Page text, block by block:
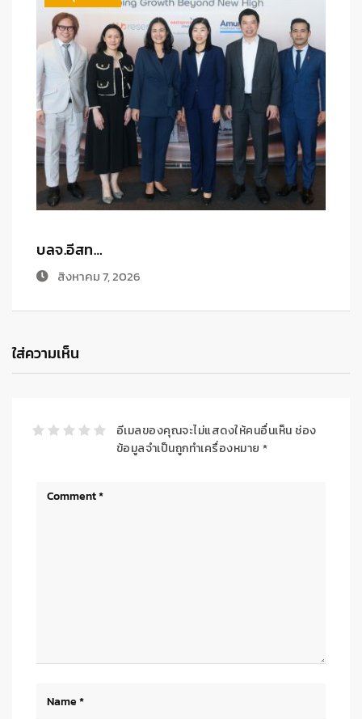
บลจ.ยูโอ…
สิงหาคม 6, 2026
ใส่ความเห็น
อีเมลของคุณจะไม่แสดงให้คนอื่นเห็น ช่อง
ข้อมูลจำเป็นถูกทำเครื่องหมาย *